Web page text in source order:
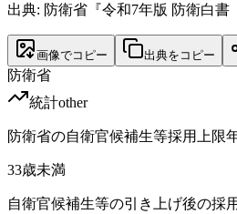
出典: 防衛省『令和7年版 防衛白書
画像でコピー 出典をコピー
防衛省
統計other
防衛省の自衛官候補生等採用上限
33歳未満
自衛官候補生等の引き上げ後の採